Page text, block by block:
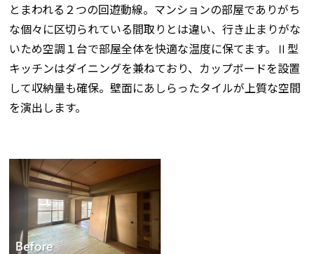
とまわれる２つの回遊動線。マンションの部屋でありがち
な個々に区切られている間取りとは違い、行き止まりがな
いため空調１台で部屋全体を快適な温度に保てます。Ⅱ型
キッチンはダイニングを兼ねており、カップボードを設置
して収納量も確保。壁面にあしらったタイルが上質な空間
を演出します。